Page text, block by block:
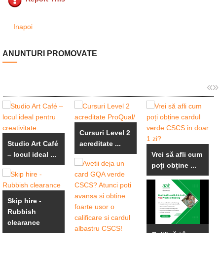
Inapoi
ANUNTURI PROMOVATE
«»
Studio Art Café
– locul ideal ...
Skip hire -
Rubbish
clearance
Cursuri Level 2
acreditate ...
Vrei să afli cum
poți obține ...
Calificări în